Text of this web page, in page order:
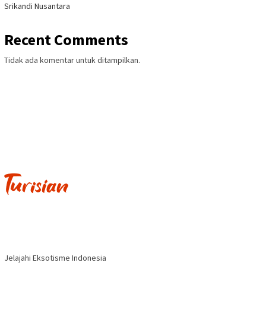
Srikandi Nusantara
Recent Comments
Tidak ada komentar untuk ditampilkan.
Jelajahi Eksotisme Indonesia